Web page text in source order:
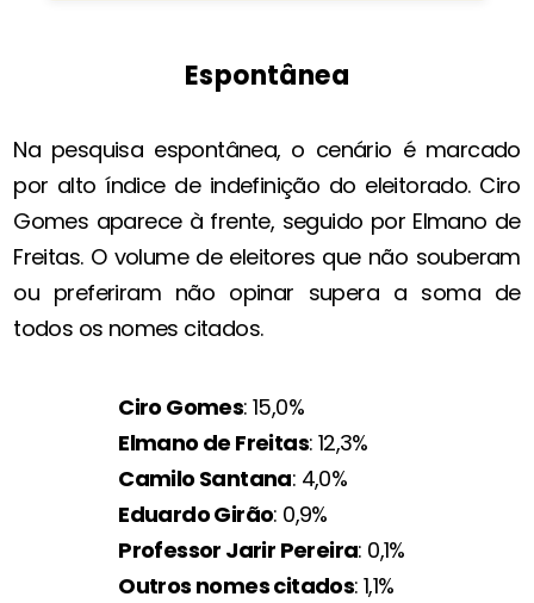
Espontânea
Na pesquisa espontânea, o cenário é marcado
por alto índice de indefinição do eleitorado. Ciro
Gomes aparece à frente, seguido por Elmano de
Freitas. O volume de eleitores que não souberam
ou preferiram não opinar supera a soma de
todos os nomes citados.
Ciro Gomes: 15,0%
Elmano de Freitas: 12,3%
Camilo Santana: 4,0%
Eduardo Girão: 0,9%
Professor Jarir Pereira: 0,1%
Outros nomes citados: 1,1%